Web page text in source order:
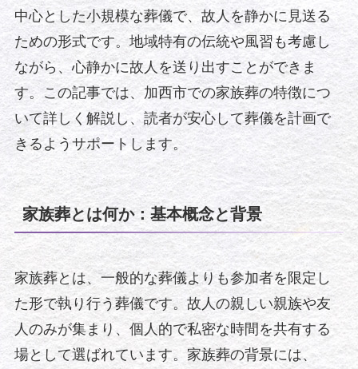
中心とした小規模な葬儀で、故人を静かに見送る
ための形式です。地域特有の伝統や風習も考慮し
ながら、心静かに故人を送り出すことができま
す。この記事では、加西市での家族葬の特徴につ
いて詳しく解説し、読者が安心して葬儀を計画で
きるようサポートします。
家族葬とは何か：基本概念と背景
家族葬とは、一般的な葬儀よりも参加者を限定し
た形で執り行う葬儀です。故人の親しい親族や友
人のみが集まり、個人的で私密な時間を共有する
場として選ばれています。家族葬の背景には、